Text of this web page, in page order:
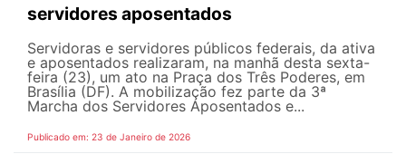
servidores aposentados
Servidoras e servidores públicos federais, da ativa
e aposentados realizaram, na manhã desta sexta-
feira (23), um ato na Praça dos Três Poderes, em
Brasília (DF). A mobilização fez parte da 3ª
Marcha dos Servidores Aposentados e...
Publicado em: 23 de Janeiro de 2026